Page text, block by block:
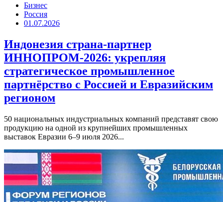
Бизнес
Россия
01.07.2026
Индонезия страна-партнер
ИННОПРОМ-2026: укрепляя
стратегическое промышленное
партнёрство с Россией и Евразийским
регионом
50 национальных индустриальных компаний представят свою
продукцию на одной из крупнейших промышленных
выставок Евразии 6–9 июля 2026...